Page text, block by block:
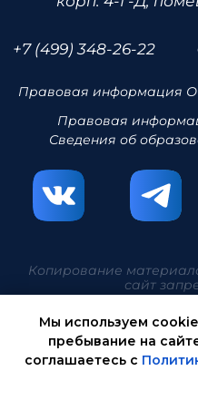
Вебинары
- подробнее
Мы используем
пребывание на
соглашаетесь с